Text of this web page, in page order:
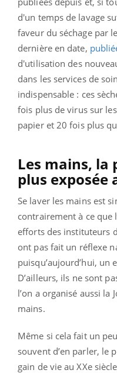
d'un temps de lavage
faveur du séchage par
dernière en date,
d'utilisation des
dans les services de
indispensable : ces
fois plus de virus sur
papier et 20 fois plus
Les mains, la
plus exposée
Se laver les mains est
contrairement à ce que
efforts des instituteurs
ont pas fait un réflexe
puisqu’aujourd’hui, un
D’ailleurs, ils ne sont
l’on a organisé aussi la
mains.
Même si cela fait un
souvent d’en parler, le
gain de vie au XXe